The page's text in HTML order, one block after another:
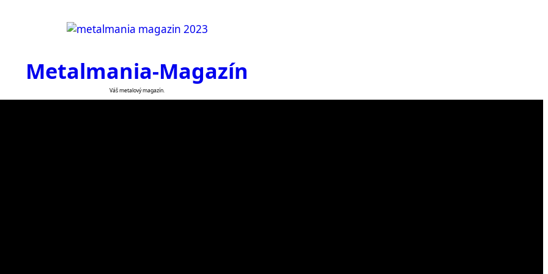
Metalmania-Magazín
Váš metalový magazín.